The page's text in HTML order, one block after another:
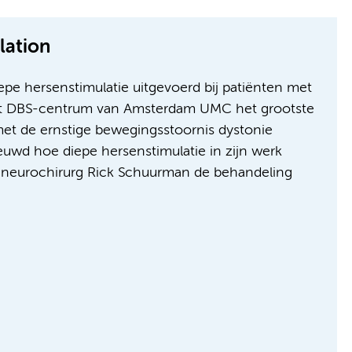
hersenstimulatie uitgevoerd bij patiënten met
centrum van Amsterdam UMC het grootste
de ernstige bewegingsstoornis dystonie
hoe diepe hersenstimulatie in zijn werk
Rick Schuurman de behandeling